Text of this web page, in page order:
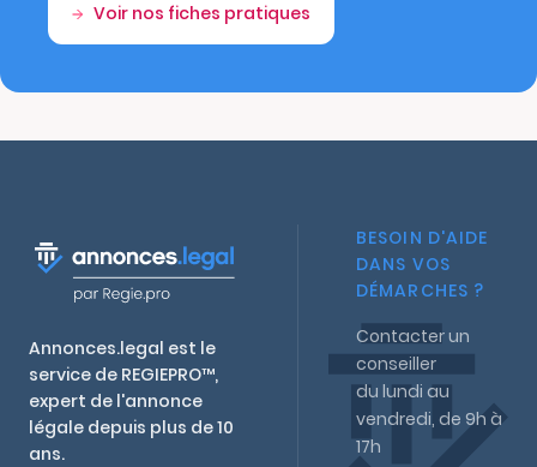
Voir nos fiches pratiques
Annonces.legal est le
service de REGIEPRO™,
expert de l'annonce
légale depuis plus de 10
ans.
BESOIN D'AIDE
DANS VOS
DÉMARCHES ?
Contacter un
conseiller
du lundi au
vendredi, de 9h à
17h